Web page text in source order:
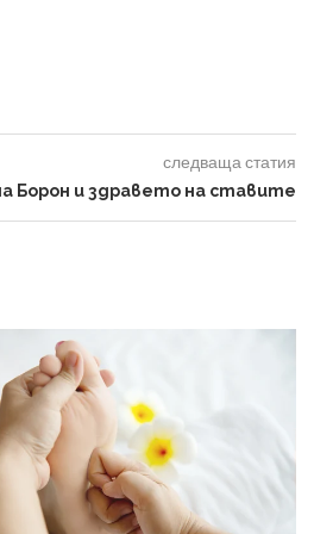
следваща статия
Борон и здравето на ставите